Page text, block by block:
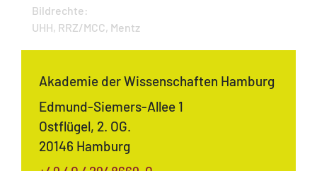
Bildrechte:
UHH, RRZ/MCC, Mentz
Akademie der Wissenschaften Hamburg
Edmund-Siemers-Allee 1
Ostflügel, 2. OG.
20146 Hamburg